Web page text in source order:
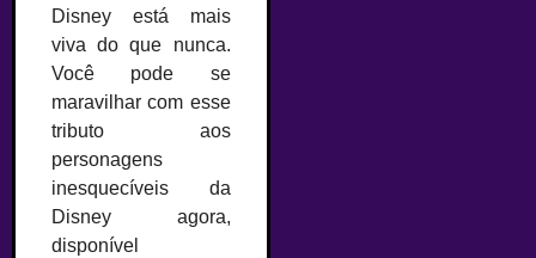
Disney está mais
viva do que nunca.
Você pode se
maravilhar com esse
tributo aos
personagens
inesquecíveis da
Disney agora,
disponível